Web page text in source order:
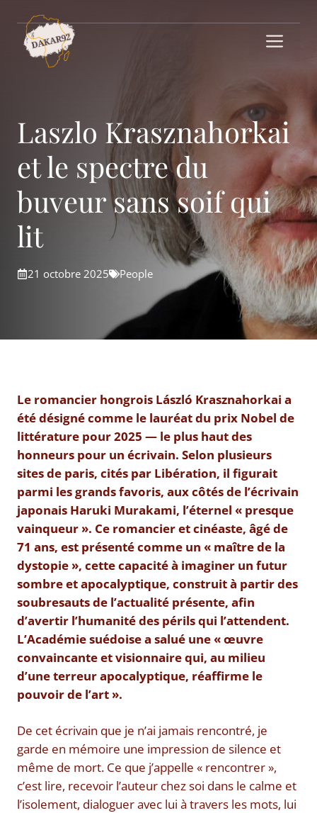
contenu
Laszlo Krasznahorkai
et le spectre du
buveur sans soif qui
lit
21 octobre 2025 People
Le romancier hongrois László Krasznahorkai a
été désigné comme le lauréat du prix Nobel de
littérature pour 2025 — le plus haut des
honneurs pour un écrivain. Selon plusieurs
sites de paris, cités par Libération, il figurait
parmi les grands favoris, aux côtés de l’écrivain
japonais Haruki Murakami, l’éternel « presque
vainqueur ». Ce romancier et cinéaste, âgé de
71 ans, est présenté comme un « maître de la
dystopie », cette capacité à imaginer un futur
sombre et apocalyptique, construit à partir des
soubresauts de l’actualité présente, afin
d’avertir l’humanité des périls qui l’attendent.
L’Académie suédoise a salué une « œuvre
convaincante et visionnaire qui, au milieu
d’une terreur apocalyptique, réaffirme le
pouvoir de l’art ».
De cet écrivain que je n’ai jamais rencontré, je
garde en mémoire une impression de silence et
même de mort. Ce que j’appelle « rencontrer »,
c’est lire, recevoir l’auteur chez soi dans le calme et
l’isolement, dialoguer avec lui à travers les mots, lui